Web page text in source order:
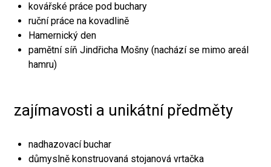
kovářské práce pod buchary
ruční práce na kovadlině
Hamernický den
pamětní síň Jindřicha Mošny (nachází se mimo areál
hamru)
zajímavosti a unikátní předměty
nadhazovací buchar
důmyslně konstruovaná stojanová vrtačka